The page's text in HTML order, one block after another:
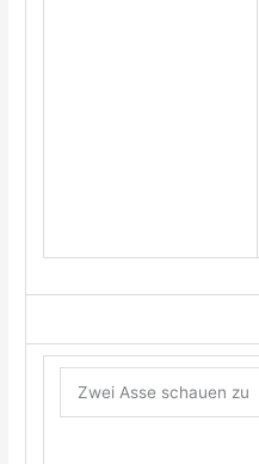
Zwei Asse schauen zu